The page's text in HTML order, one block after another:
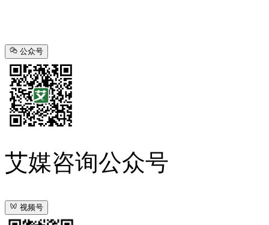
公众号
艾媒咨询公众号
视频号